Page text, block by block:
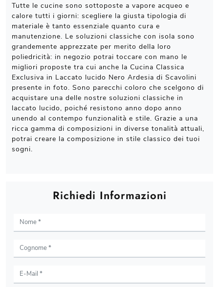
Tutte le cucine sono sottoposte a vapore acqueo e
calore tutti i giorni: scegliere la giusta tipologia di
materiale è tanto essenziale quanto cura e
manutenzione. Le soluzioni classiche con isola sono
grandemente apprezzate per merito della loro
poliedricità: in negozio potrai toccare con mano le
migliori proposte tra cui anche la Cucina Classica
Exclusiva in Laccato lucido Nero Ardesia di Scavolini
presente in foto. Sono parecchi coloro che scelgono di
acquistare una delle nostre soluzioni classiche in
laccato lucido, poiché resistono anno dopo anno
unendo al contempo funzionalità e stile. Grazie a una
ricca gamma di composizioni in diverse tonalità attuali,
potrai creare la composizione in stile classico dei tuoi
sogni.
Richiedi Informazioni